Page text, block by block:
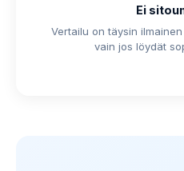
Ei
Vertailu on täysin
vain jos löydät